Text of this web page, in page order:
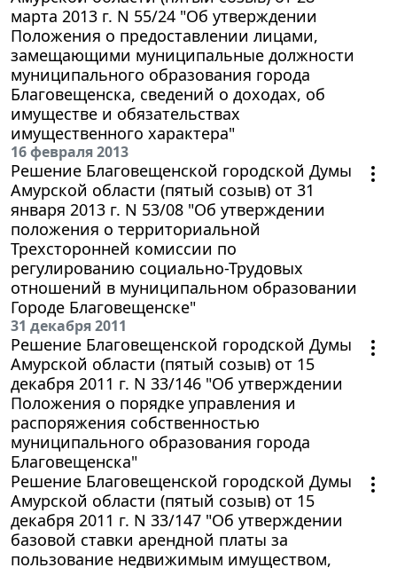
марта 2013 г. N 55/24 "Об утверждении
Положения о предоставлении лицами,
замещающими муниципальные должности
муниципального образования города
Благовещенска, сведений о доходах, об
имуществе и обязательствах
имущественного характера"
16 февраля 2013
Решение Благовещенской городской Думы
Амурской области (пятый созыв) от 31
января 2013 г. N 53/08 "Об утверждении
положения о территориальной
Трехсторонней комиссии по
регулированию социально-Трудовых
отношений в муниципальном образовании
Городе Благовещенске"
31 декабря 2011
Решение Благовещенской городской Думы
Амурской области (пятый созыв) от 15
декабря 2011 г. N 33/146 "Об утверждении
Положения о порядке управления и
распоряжения собственностью
муниципального образования города
Благовещенска"
Решение Благовещенской городской Думы
Амурской области (пятый созыв) от 15
декабря 2011 г. N 33/147 "Об утверждении
базовой ставки арендной платы за
пользование недвижимым имуществом,